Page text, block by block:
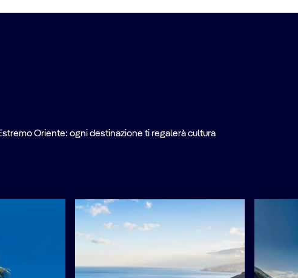
Oriente: ogni destinazione ti regalerà cultura